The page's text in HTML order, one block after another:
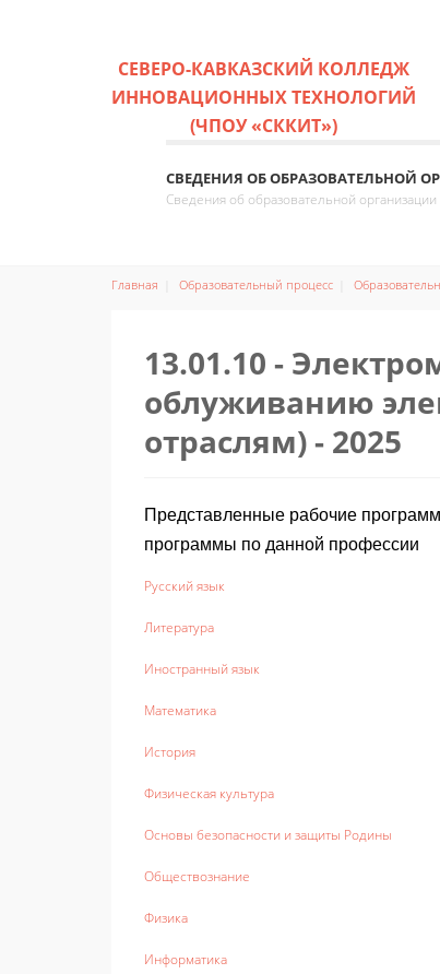
СЕВЕРО-КАВКАЗСКИЙ КОЛЛЕДЖ
ИННОВАЦИОННЫХ ТЕХНОЛОГИЙ
(ЧПОУ «СККИТ»)
СВЕДЕНИЯ ОБ ОБРАЗОВАТЕЛЬНОЙ
Сведения об образовательной организации
Главная Образовательный процесс
13.01.10 -
облуживанию
отраслям) - 2025
Представленные рабочие
программы по данной профессии
Русский язык
Литература
Иностранный язык
Математика
История
Физическая культура
Основы безопасности и защиты Родины
Обществознание
Физика
Информатика